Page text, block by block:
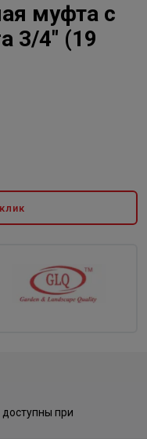
муфта с
3/4" (19
при